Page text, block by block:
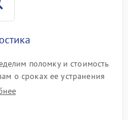
поломку и стоимость
о сроках ее устранения